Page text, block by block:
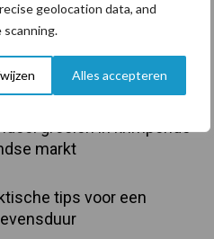
geolocation data, and
Alles accepteren
een vaak
risicofactor voor
groeien in krimpende
markt
tips voor een